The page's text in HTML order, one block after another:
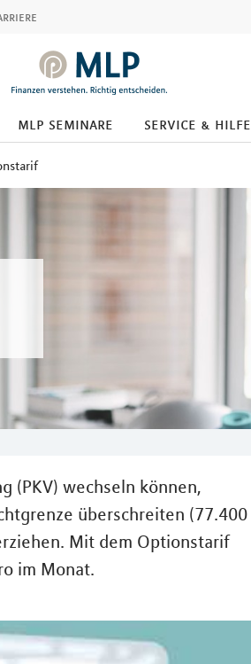
mlp seminare service & hilfe
(PKV) wechseln können,
überschreiten (77.400
Mit dem Optionstarif
im Monat.